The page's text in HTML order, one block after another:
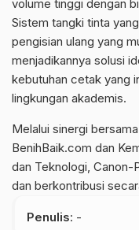
volume tinggi dengan
Sistem tangki tinta
pengisian ulang yang
menjadikannya solusi
kebutuhan cetak yang
lingkungan akademis.
Melalui sinergi
BenihBaik.com dan
dan Teknologi, Canon-
dan berkontribusi
Penulis: -